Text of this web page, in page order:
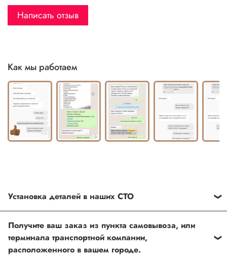
Написать отзыв
Как мы работаем
Установка деталей в наших СТО
можно установить в любом из наших установочных
центров по Москве
Получите ваш заказ из пункта самовывоза, или
терминала транспортной компании,
расположенного в вашем городе.